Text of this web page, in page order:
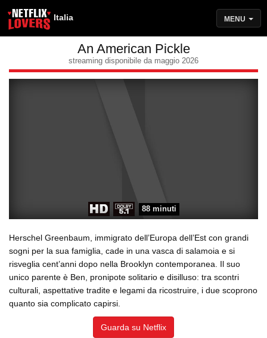
Italia MENU
An American Pickle
streaming disponibile da maggio 2026
88 minuti
Herschel Greenbaum, immigrato dell’Europa dell’Est con grandi
sogni per la sua famiglia, cade in una vasca di salamoia e si
risveglia cent’anni dopo nella Brooklyn contemporanea. Il suo
unico parente è Ben, pronipote solitario e disilluso: tra scontri
culturali, aspettative tradite e legami da ricostruire, i due scoprono
quanto sia complicato capirsi.
Guarda su Netflix